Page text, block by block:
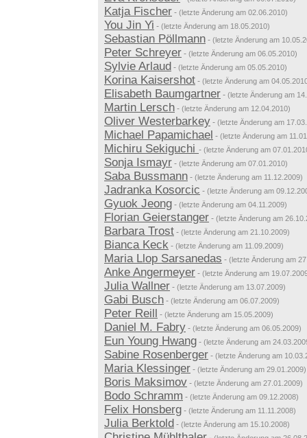
Katja Fischer - (letzte Änderung am 02.06.2010)
You Jin Yi - (letzte Änderung am 18.05.2010)
Sebastian Pöllmann - (letzte Änderung am
Peter Schreyer - (letzte Änderung am 06.05.2010)
Sylvie Arlaud - (letzte Änderung am 05.05.2010)
Korina Kaisershot - (letzte Änderung am
Elisabeth Baumgartner - (letzte Änderung am
Martin Lersch - (letzte Änderung am 12.04.2010)
Oliver Westerbarkey - (letzte Änderung am
Michael Papamichael - (letzte Änderung am
Michiru Sekiguchi - (letzte Änderung am
Sonja Ismayr - (letzte Änderung am 07.01.2010)
Saba Bussmann - (letzte Änderung am 11.12.2009)
Jadranka Kosorcic - (letzte Änderung am
Gyuok Jeong - (letzte Änderung am 04.11.2009)
Florian Geierstanger - (letzte Änderung am
Barbara Trost - (letzte Änderung am 21.10.2009)
Bianca Keck - (letzte Änderung am 11.09.2009)
Maria Llop Sarsanedas - (letzte Änderung am
Anke Angermeyer - (letzte Änderung am
Julia Wallner - (letzte Änderung am 13.07.2009)
Gabi Busch - (letzte Änderung am 06.07.2009)
Peter Reill - (letzte Änderung am 15.05.2009)
Daniel M. Fabry - (letzte Änderung am 06.05.2009)
Eun Young Hwang - (letzte Änderung am
Sabine Rosenberger - (letzte Änderung am
Maria Klessinger - (letzte Änderung am 29.01.2009)
Boris Maksimov - (letzte Änderung am 27.01.2009)
Bodo Schramm - (letzte Änderung am 09.12.2008)
Felix Honsberg - (letzte Änderung am 11.11.2008)
Julia Berktold - (letzte Änderung am 15.10.2008)